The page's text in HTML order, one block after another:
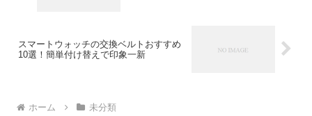
スマートウォッチの交換ベルトおすすめ
10選！簡単付け替えで印象一新
ホーム 未分類